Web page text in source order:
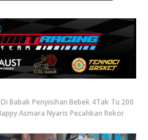
Babak Penyisihan Bebek 4Tak Tu 200
Asmara Nyaris Pecahkan Rekor